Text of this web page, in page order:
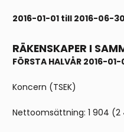
2016-01-01 till 2016-06-30
RÄKENSKAPER I
FÖRSTA HALVÅR 2016-
Koncern (TSEK)
Nettoomsättning: 1 904 (2